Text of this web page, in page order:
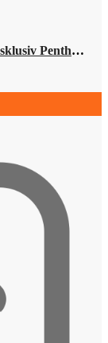
Nedsat – Kbh. Ø, Ndr. Frihavnsgade 2v eksklusiv Penthouse (ingen ovenpå) p-plads/kræver bil